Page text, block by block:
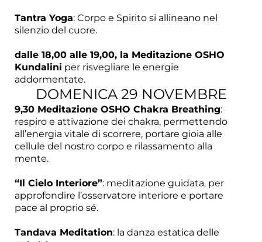
Tantra Yoga: Corpo e Spirito si allineano nel
silenzio del cuore.
dalle 18,00 alle 19,00, la Meditazione OSHO
Kundalini per risvegliare le energie
addormentate.
DOMENICA 29 NOVEMBRE
9,30 Meditazione OSHO Chakra Breathing:
respiro e attivazione dei chakra, permettendo
all’energia vitale di scorrere, portare gioia alle
cellule del nostro corpo e rilassamento alla
mente.
“Il Cielo Interiore”: meditazione guidata, per
approfondire l’osservatore interiore e portare
pace al proprio sé.
Tandava Meditation: la danza estatica delle